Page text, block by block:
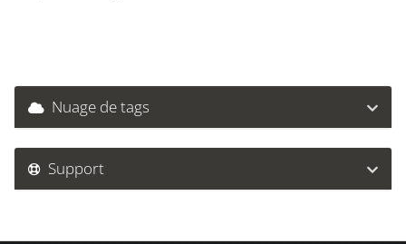
Nuage de tags
Support